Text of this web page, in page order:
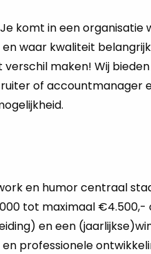
komt in een organisatie
waar kwa­li­teit
ver­schil maken! Wij
of accountmanager
en humor centraal
tot maximaal €4.500,-
en een
professionele